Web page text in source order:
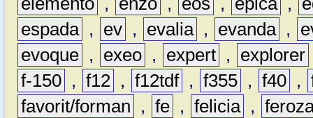
espada , ev , evalia , evanda ,
evoque , exeo , expert , explorer
f-150 , f12 , f12tdf , f355 , f40 ,
favorit/forman
, fe , felicia ,